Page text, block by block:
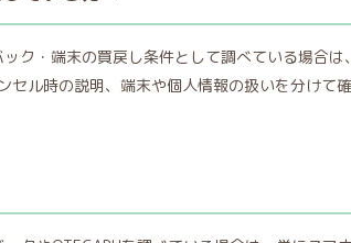
ク・端末の買戻し条件として調べている場合は
セル時の説明、端末や個人情報の扱いを分けて確